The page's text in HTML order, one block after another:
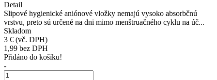
Detail
Slipové hygienické aniónové vložky nemajú vysoko absorbčnú
vrstvu, preto sú určené na dni mimo menštruačného cyklu na úč...
Skladom
3 € (vč. DPH)
1,99 bez DPH
Přidáno do košíku!
-